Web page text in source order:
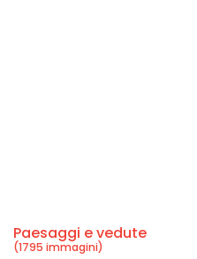
Paesaggi e vedute
(1795 immagini)